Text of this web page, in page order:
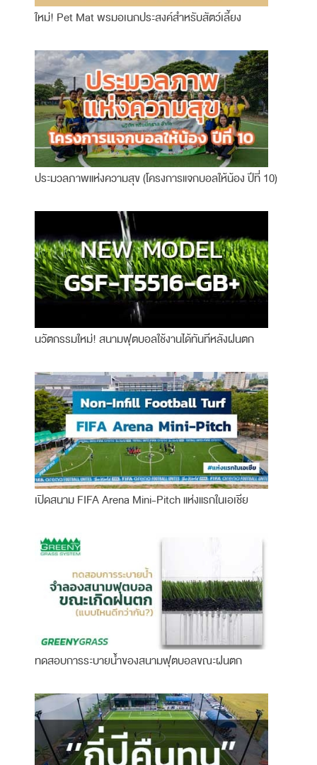
ใหม่! Pet Mat พรมอเนกประสงค์สำหรับสัตว์เลี้ยง
ประมวลภาพแห่งความสุข (โครงการแจกบอลให้น้อง ปีที่ 10)
นวัตกรรมใหม่! สนามฟุตบอลใช้งานได้ทันทีหลังฝนตก
เปิดสนาม FIFA Arena Mini-Pitch แห่งแรกในเอเชีย
ทดสอบการระบายน้ำของสนามฟุตบอลขณะฝนตก